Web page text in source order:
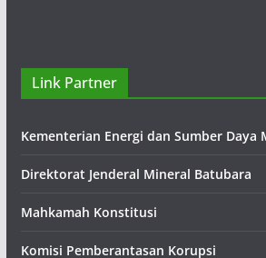
PT Bukit Makmur
tetap meningkatkan
operation dan engineering,
community development.
Link Partner
Kementerian Energi dan Sumber Daya
Direktorat Jenderal Mineral Batubara
Mahkamah Konstitusi
Komisi Pemberantasan Korupsi